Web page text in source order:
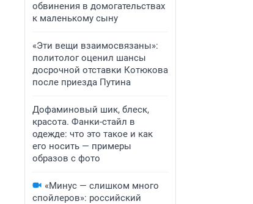
обвинения в домогательствах
к маленькому сыну
«Эти вещи взаимосвязаны»:
политолог оценил шансы
досрочной отставки Котюкова
после приезда Путина
Дофаминовый шик, блеск,
красота. Фанки-стайл в
одежде: что это такое и как
его носить — примеры
образов с фото
«Минус — слишком много
спойлеров»: российский